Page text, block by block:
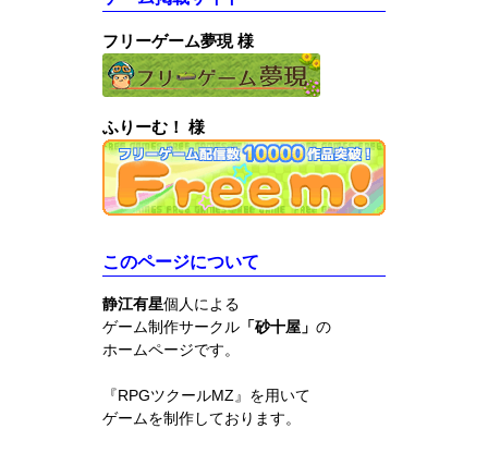
フリーゲーム夢現 様
ふりーむ！ 様
このページについて
静江有星個人による
ゲーム制作サークル 「砂十屋」 の
ホームページです。
『RPGツクールMZ』を用いて
ゲームを制作しております。